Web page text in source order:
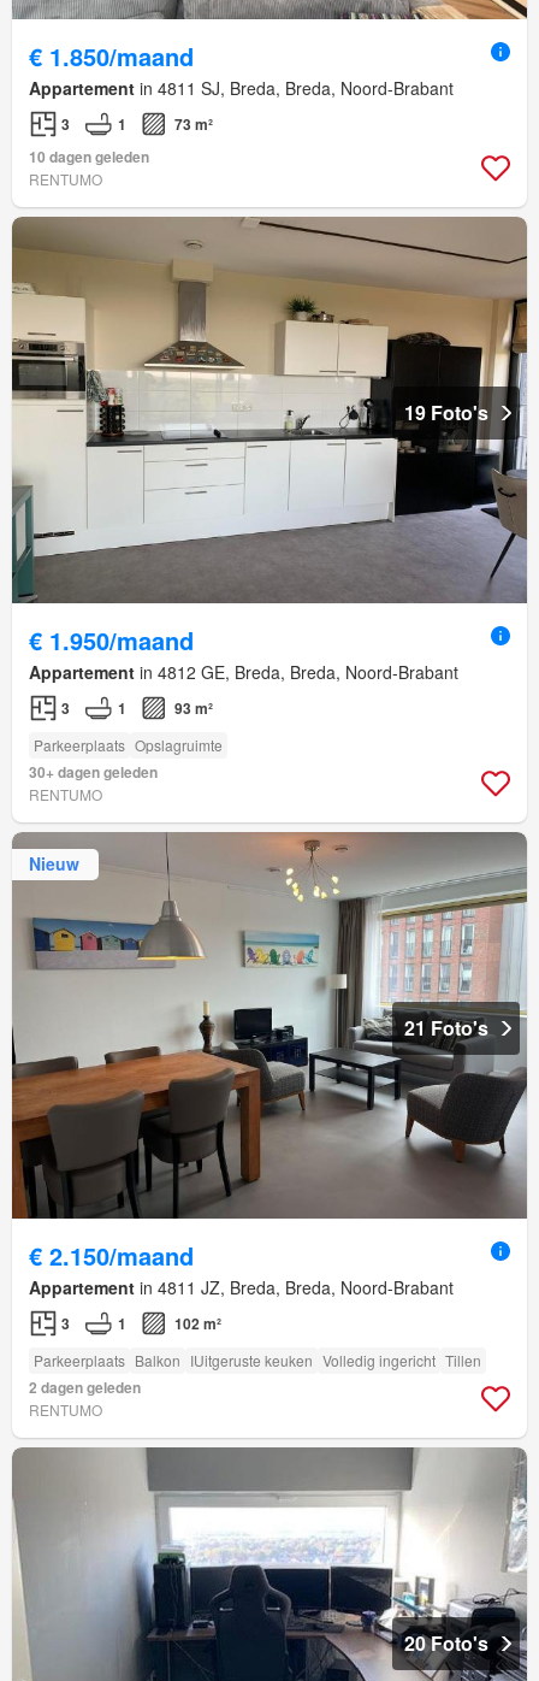
€ 1.850/maand
Appartement in 4811 SJ, Breda, Breda, Noord-Brabant
3 1
73 m²
10 dagen geleden
RENTUMO
19 Foto's
€ 1.950/maand
Appartement in 4812 GE, Breda, Breda, Noord-Brabant
3 1 93 m²
Parkeerplaats Opslagruimte
30+ dagen geleden
RENTUMO
Nieuw
21 Foto's
€ 2.150/maand
Appartement in 4811 JZ, Breda, Breda, Noord-Brabant
3 1 102 m²
Parkeerplaats Balkon IUitgeruste keuken Volledig ingericht Tillen
2 dagen geleden
RENTUMO
20 Foto's